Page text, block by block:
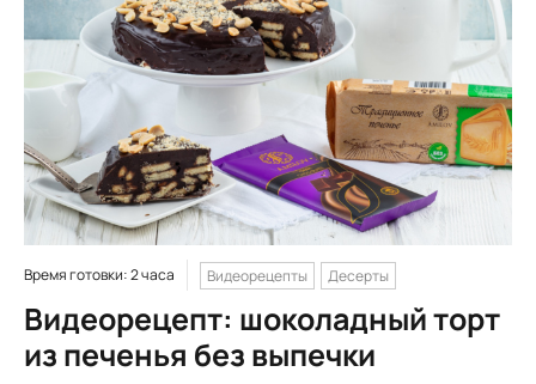
Время готовки: 2 часа Видеорецепты Десерты
Видеорецепт: шоколадный торт
из печенья без выпечки